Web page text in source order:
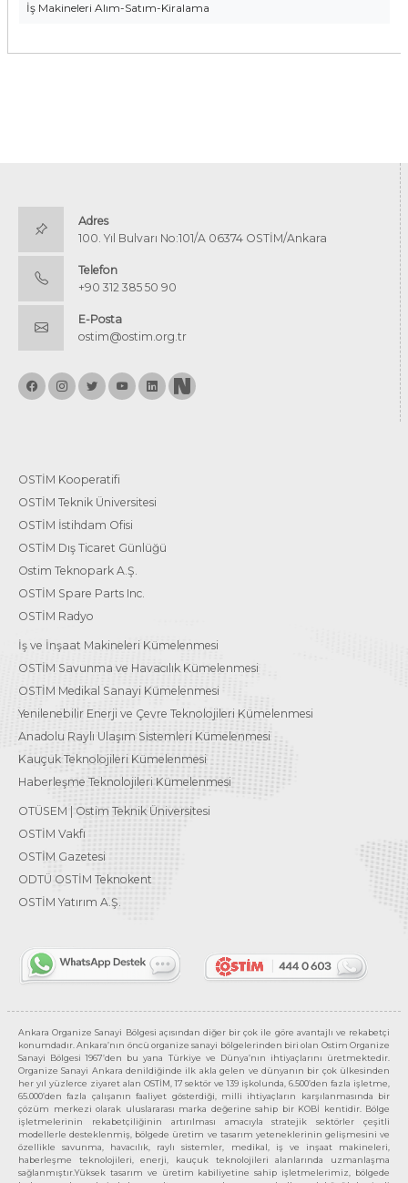
İş Makineleri Alım-Satım-Kiralama
Adres
100. Yıl Bulvarı No:101/A 06374 OSTİM/Ankara
Telefon
+90 312 385 50 90
E-Posta
ostim@ostim.org.tr
OSTİM Kooperatifi
OSTİM Teknik Üniversitesi
OSTİM İstihdam Ofisi
OSTİM Dış Ticaret Günlüğü
Ostim Teknopark A.Ş.
OSTİM Spare Parts Inc.
OSTİM Radyo
İş ve İnşaat Makineleri Kümelenmesi
OSTİM Savunma ve Havacılık Kümelenmesi
OSTİM Medikal Sanayi Kümelenmesi
Yenilenebilir Enerji ve Çevre Teknolojileri Kümelenmesi
Anadolu Raylı Ulaşım Sistemleri Kümelenmesi
Kauçuk Teknolojileri Kümelenmesi
Haberleşme Teknolojileri Kümelenmesi
OTÜSEM | Ostim Teknik Üniversitesi
OSTİM Vakfı
OSTİM Gazetesi
ODTÜ OSTİM Teknokent
OSTİM Yatırım A.Ş.
Ankara Organize Sanayi Bölgesi açısından diğer bir çok ile göre avantajlı ve rekabetçi
konumdadır. Ankara’nın öncü organize sanayi bölgelerinden biri olan Ostim Organize
Sanayi Bölgesi 1967’den bu yana Türkiye ve Dünya’nın ihtiyaçlarını üretmektedir.
Organize Sanayi Ankara denildiğinde ilk akla gelen ve dünyanın bir çok ülkesinden
her yıl yüzlerce ziyaret alan OSTİM, 17 sektör ve 139 işkolunda, 6.500’den fazla işletme,
65.000’den fazla çalışanın faaliyet gösterdiği, milli ihtiyaçların karşılanmasında bir
çözüm merkezi olarak uluslararası marka değerine sahip bir KOBİ kentidir. Bölge
işletmelerinin rekabetçiliğinin artırılması amacıyla stratejik sektörler çeşitli
modellerle desteklenmiş, bölgede üretim ve tasarım yeteneklerinin gelişmesini ve
özellikle savunma, havacılık, raylı sistemler, medikal, iş ve inşaat makineleri,
haberleşme teknolojileri, enerji, kauçuk teknolojileri alanlarında uzmanlaşma
sağlanmıştır.Yüksek tasarım ve üretim kabiliyetine sahip işletmelerimiz, bölgede